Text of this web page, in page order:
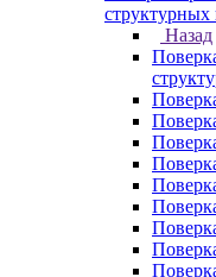
структурных
Назад